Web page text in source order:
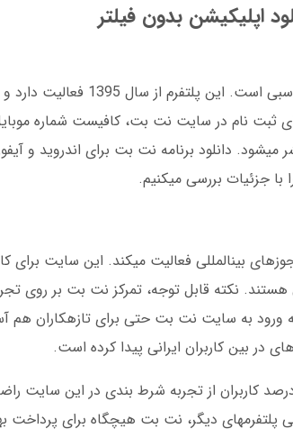
اپلیکیشن بدون فیلتر
اگر دنبال سایت شرط بندی معتبر و بدون فیلتر هستی، نت بت
24 ساعته ارائه میدهد. برای ثبت نام در سایت نت بت، کافیست
دانلود برنامه نت بت برای اندروید و
جزئیات بررسی میکنیم.
بینالمللی فعالیت میکند. این سایت برای
نکته قابل توجه، تمرکز نت بت بر روی
به سایت نت بت حتی برای تازهکاران هم
در بین کاربران ایرانی پیدا کرده است.
دسامبر 2024، نت بت گزارشی منتشر کرد که نشان میداد بیش از 75 درصد کاربران از تجربه شرط
دیگر، نت بت هیچگاه برای پرداخت